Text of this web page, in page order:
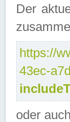
Der
https://
43ec-
oder